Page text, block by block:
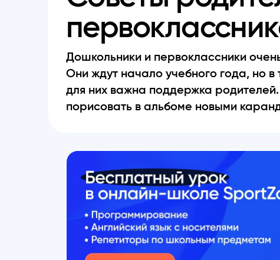
Дошкольники и первоклассники
Они ждут начало учебного года, но
для них важна поддержка родителей.
порисовать в альбоме новыми